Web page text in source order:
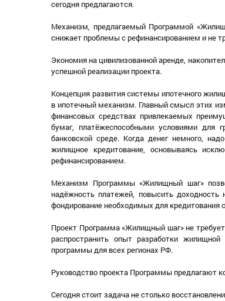
сегодня предлагаются.
Механизм, предлагаемый Программой
снижает проблемы с рефинансированием и не
Экономия на цивилизованной аренде,
успешной реализации проекта.
Концепция развития системы ипотечного
в ипотечный механизм. Главный смысл этих
финансовых средствах привлекаемых
бумаг, платёжеспособными условиями для
банковской среде. Когда денег немного,
жилищное кредитование, основываясь
рефинансированием.
Механизм Программы «Жилищный шаг»
надёжность платежей, повысить доходность
фондирование необходимых для кредитования
Проект Программа «Жилищный шаг» не требует
распространить опыт разработки
программы для всех регионах РФ.
Руководство проекта Программы предлагают
Сегодня стоит задача не столько